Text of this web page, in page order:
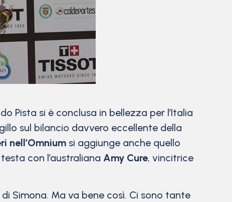
Pista si è conclusa in bellezza per l’Italia
sul bilancio davvero eccellente della
nell’Omnium si aggiunge anche quello
con l’australiana Amy Cure, vincitrice
Simona. Ma va bene così. Ci sono tante